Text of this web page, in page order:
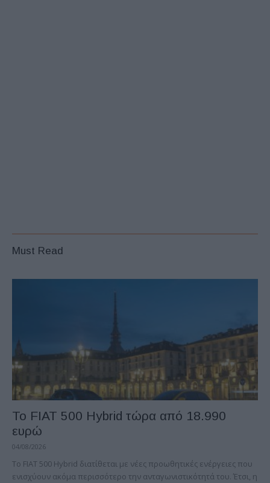
Must Read
Το FIAT 500 Hybrid τώρα από 18.990
ευρώ
04/08/2026
Το FIAT 500 Hybrid διατίθεται με νέες προωθητικές ενέργειες που
ενισχύουν ακόμα περισσότερο την ανταγωνιστικότητά του. Έτσι, η